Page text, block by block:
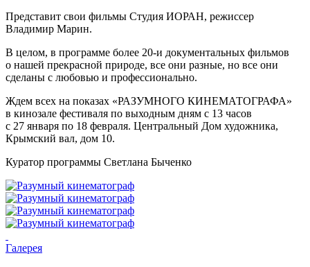
Представит свои фильмы Студия ИОРАН, режиссер
Владимир Марин.
В целом, в программе более 20-и документальных фильмов
о нашей прекрасной природе, все они разные, но все они
сделаны с любовью и профессионально.
Ждем всех на показах «РАЗУМНОГО КИНЕМАТОГРАФА»
в кинозале фестиваля по выходным дням с 13 часов
с 27 января по 18 февраля. Центральный Дом художника,
Крымский вал, дом 10.
Куратор программы Светлана Быченко
Галерея